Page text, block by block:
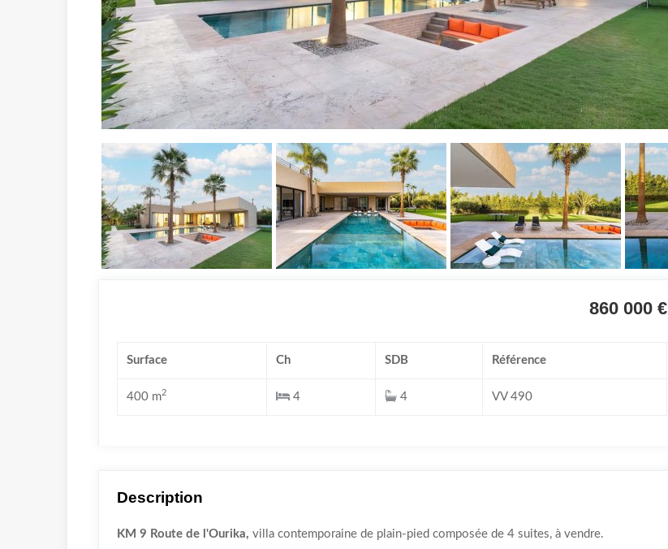
860 000 €
Surface Ch SDB Référence
400 m2 4 4 VV 490
Description
KM 9 Route de l'Ourika, villa contemporaine de plain-pied composée de 4 suites, à vendre.